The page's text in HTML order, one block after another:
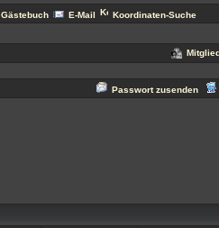
Gästebuch E-Mail Koordinaten-Suche
Passwort zusenden